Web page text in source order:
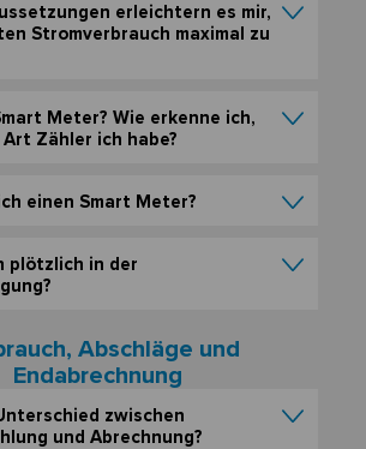
erleichtern es mir,
Stromverbrauch maximal zu
Meter? Wie erkenne ich,
Zähler ich habe?
einen Smart Meter?
plötzlich in der
Abschläge und
Endabrechnung
zwischen
und Abrechnung?